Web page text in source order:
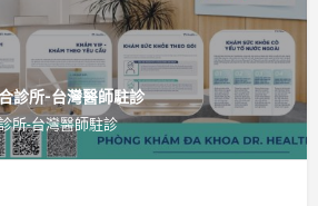
診所-台灣醫師駐診
所-台灣醫師駐診